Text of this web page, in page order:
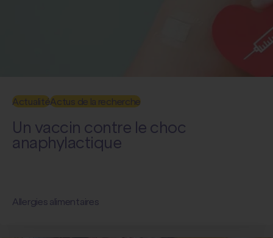
Un vaccin contre le choc
anaphylactique
ActualitéActus de la recherche
Allergies alimentaires